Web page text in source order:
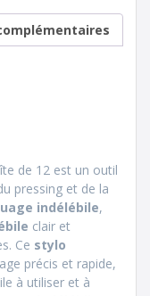
de 12 est un outil
pressing et de la
indélébile,
clair et
Ce stylo
précis et rapide,
à utiliser et à